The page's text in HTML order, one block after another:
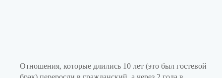
Отношения, которые длились 10 лет (это был гостевой